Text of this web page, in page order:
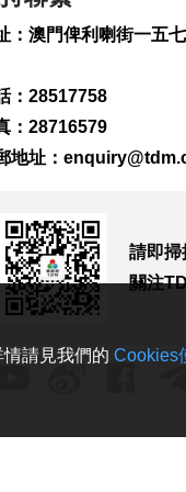
西
：澳門俾利喇街一五
：28517758
：28716579
地址：
請即掃
關注
請見我們的 Cookies